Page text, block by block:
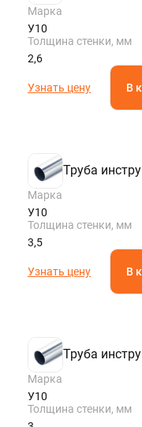
Марка
У10
Толщина стенки, мм
2,6
Узнать цену В
Труба
Марка
У10
Толщина стенки, мм
3,5
Узнать цену В
Труба
Марка
У10
Толщина стенки, мм